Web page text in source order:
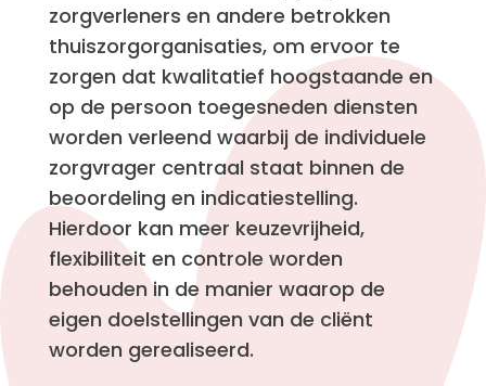
zorgverleners en andere betrokken
thuiszorgorganisaties, om ervoor te
zorgen dat kwalitatief hoogstaande en
op de persoon toegesneden diensten
worden verleend waarbij de individuele
zorgvrager centraal staat binnen de
beoordeling en indicatiestelling.
Hierdoor kan meer keuzevrijheid,
flexibiliteit en controle worden
behouden in de manier waarop de
eigen doelstellingen van de cliënt
worden gerealiseerd.